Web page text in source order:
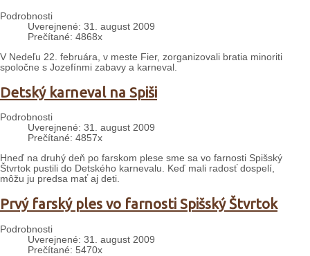
Podrobnosti
Uverejnené: 31. august 2009
Prečítané: 4868x
V Nedeľu 22. februára, v meste Fier, zorganizovali bratia minoriti
spoločne s Jozefínmi zabavy a karneval.
Detský karneval na Spiši
Podrobnosti
Uverejnené: 31. august 2009
Prečítané: 4857x
Hneď na druhý deň po farskom plese sme sa vo farnosti Spišský
Štvrtok pustili do Detského karnevalu. Keď mali radosť dospelí,
môžu ju predsa mať aj deti.
Prvý farský ples vo farnosti Spišský Štvrtok
Podrobnosti
Uverejnené: 31. august 2009
Prečítané: 5470x